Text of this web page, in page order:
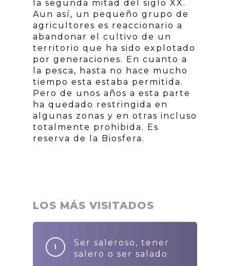
la segunda mitad del siglo XX.
Aun así, un pequeño grupo de
agricultores es reaccionario a
abandonar el cultivo de un
territorio que ha sido explotado
por generaciones. En cuanto a
la pesca, hasta no hace mucho
tiempo esta estaba permitida.
Pero de unos años a esta parte
ha quedado restringida en
algunas zonas y en otras incluso
totalmente prohibida. Es
reserva de la Biosfera.
LOS MÁS VISITADOS
Ser saleroso, tener
salero o ser salado